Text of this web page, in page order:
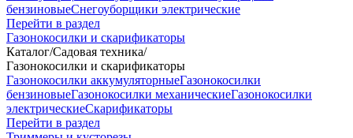
бензиновыеСнегоуборщики электрические
Перейти в раздел
Газонокосилки и скарификаторы
Каталог/Садовая техника/
Газонокосилки и скарификаторы
Газонокосилки аккумуляторныеГазонокосилки
бензиновыеГазонокосилки механическиеГазонокосилки
электрическиеСкарификаторы
Перейти в раздел